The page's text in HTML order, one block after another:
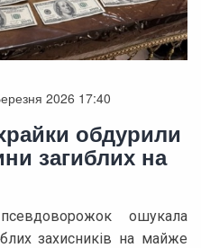
2026 17:40
обдурили
загиблих на
ошукала
захисників на майже